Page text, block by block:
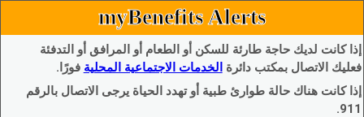
myBenefits Alerts
إذا كانت لديك حاجة طارئة للسكن أو الطعام أو المرافق أو التدفئة
فعليك الاتصال بمكتب دائرة الخدمات الاجتماعية المحلية فورًا.
إذا كانت هناك حالة طوارئ طبية أو تهدد الحياة يرجى الاتصال بالرقم
911.